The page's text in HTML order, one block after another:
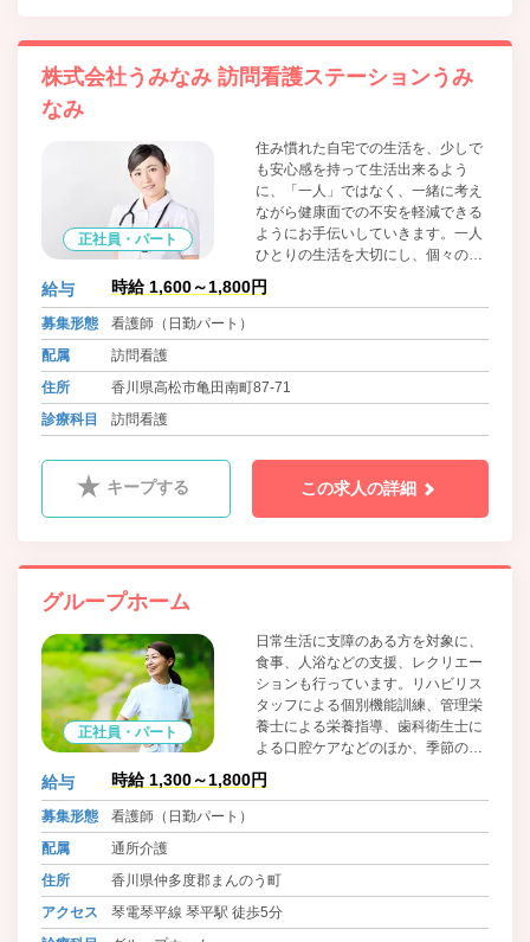
株式会社うみなみ 訪問看護ステーションうみ
なみ
正社員・パート
住み慣れた自宅での生活を、少しで
も安心感を持って生活出来るよう
に、「一人」ではなく、一緒に考え
ながら健康面での不安を軽減できる
ようにお手伝いしていきます。一人
ひとりの生活を大切にし、個々の困
り事に対しても真摯に向き合い、支
援致します。
給与 時給 1,600～1,800円
募集形態
看護師（日勤パート）
配属
訪問看護
住所
香川県高松市亀田南町87-71
診療科目
訪問看護
キープする この求人の詳細
グループホーム
正社員・パート
日常生活に支障のある方を対象に、
食事、人浴などの支援、レクリエー
ションも行っています。リハビリス
タッフによる個別機能訓練、管理栄
養士による栄養指導、歯科衛生士に
よる口腔ケアなどのほか、季節のお
楽しみ食事会やおやつ作りも定期的
に開催しています。
給与 時給 1,300～1,800円
募集形態
看護師（日勤パート）
配属
通所介護
住所
香川県仲多度郡まんのう町
アクセス
琴電琴平線 琴平駅 徒歩5分